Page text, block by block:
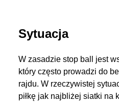
Sytuacja
W zasadzie stop ball jest
który często prowadzi do
rajdu. W rzeczywistej
piłkę jak najbliżej siatki na